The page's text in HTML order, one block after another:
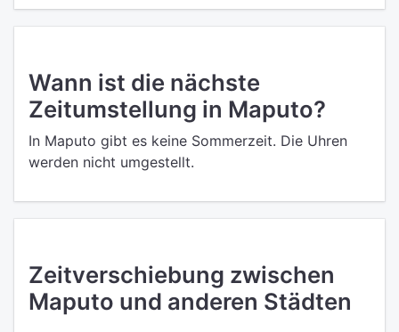
Wann ist die nächste
Zeitumstellung in Maputo?
In Maputo gibt es keine Sommerzeit. Die Uhren
werden nicht umgestellt.
Zeitverschiebung zwischen
Maputo und anderen Städten